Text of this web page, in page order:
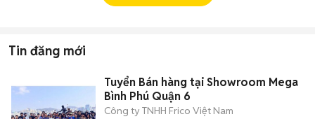
Tin đăng mới
Tuyển Bán hàng tại Showroom Mega
Bình Phú Quận 6
Công ty TNHH Frico Việt Nam